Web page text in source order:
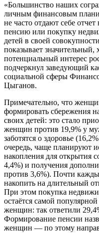
«Большинство наших
личным финансовым
не часто отдают себе
пенсию или покупку
детей в своей
показывает значительный,
потенциальный интерес
подчеркнул заведующий
социальной сферы
Цыганов.
Примечательно, что
формировать сбережения
своих детей: это стало
женщин против 19,9% у
заботятся о здоровье
очередь, чаще планируют
накопления для открытия
4,4%) и получения
против 3,6%). Почти
накопить на длительный
При этом покупка
остаётся самой
женщин: так ответили
Формирование пенсии
женщин — по этому